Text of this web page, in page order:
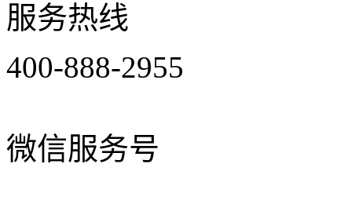
服务热线
400-888-2955
微信服务号